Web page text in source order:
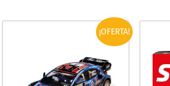
¡OFERTA!
precio
era:
54,90€.
El
precio
es:
49,95€.